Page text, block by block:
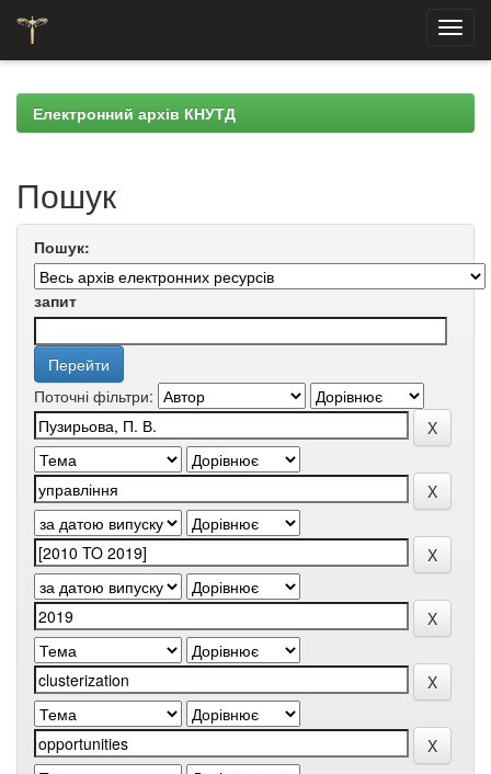
navigationЕлектронний архів КНУТД
Пошук
Пошук:
запит
Поточні фільтри: